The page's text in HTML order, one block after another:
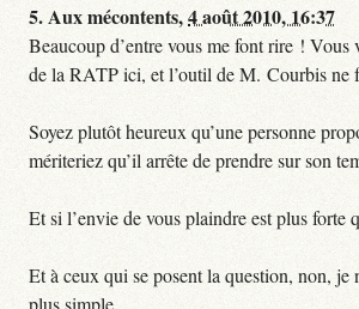
5.Aux mécontents,4 août 2010, 16:37
Beaucoup d’entre vous me font rire ! Vous
de la RATP ici, et l’outil de M. Courbis ne
Soyez plutôt heureux qu’une personne
mériteriez qu’il arrête de prendre sur son
Et si l’envie de vous plaindre est plus
Et à ceux qui se posent la question, non,
plus simple.